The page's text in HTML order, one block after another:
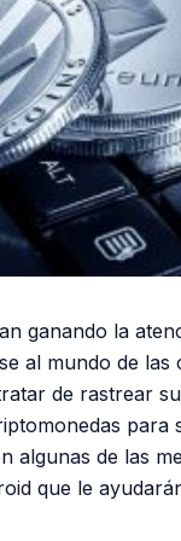
ganando la
al mundo de las
de rastrear
algunas de las
que le